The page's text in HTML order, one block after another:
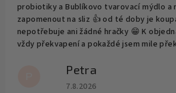
probiotiky a Bublíkovo tvarovací mýdlo a
zapomenout na sliz 👍 od té doby je
nepotřebuje ani žádné hračky 😁 K
vždy překvapení a pokaždé jsem mile
Petra
Hodnocení obchodu je 5 z 5
7.8.2026